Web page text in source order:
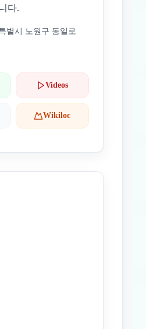
다.
별시 노원구 동일로
Videos
Wikiloc